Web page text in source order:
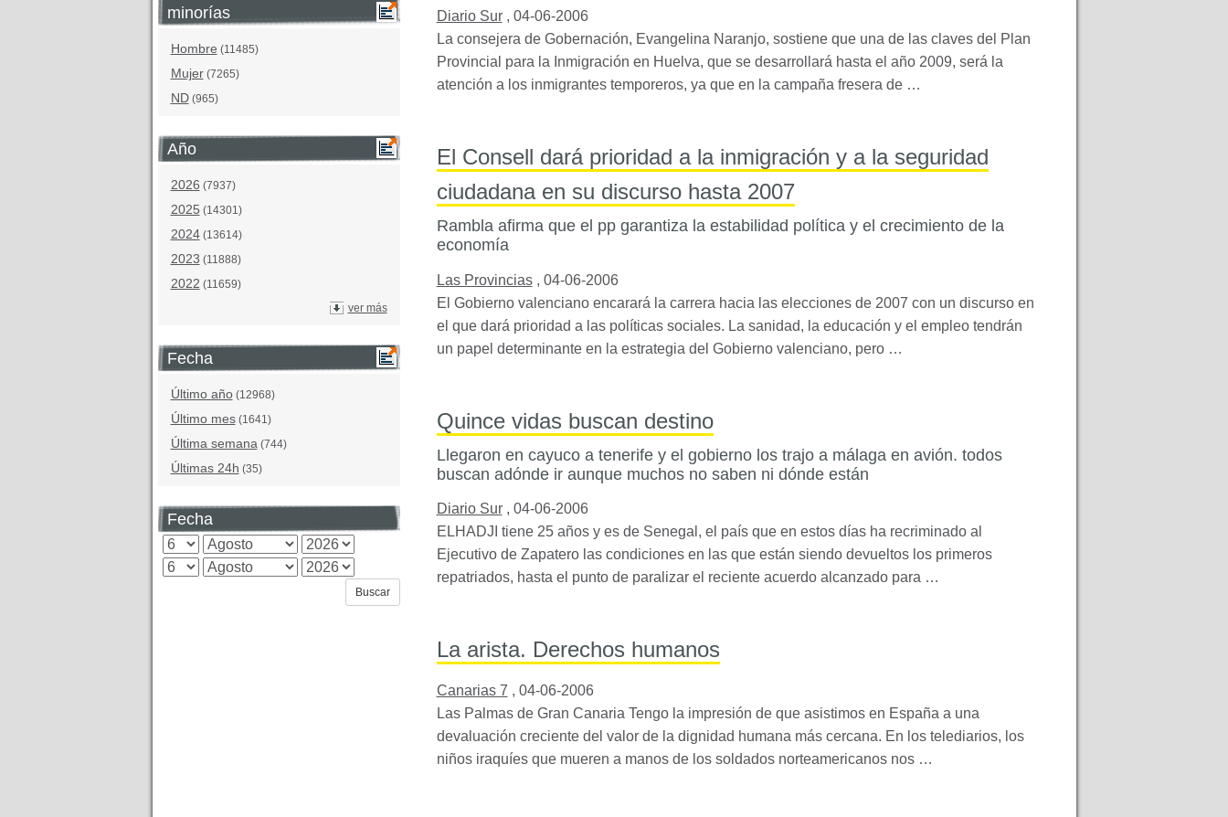
minorías
Hombre (11485)
Mujer(7265)
ND(965)
Año
2026 (7937)
2025 (14301)
2024(13614)
2023 (11888)
2022 (11659)
ver más
Fecha
Último año(12968)
Último mes(1641)
Última semana(744)
Últimas 24h (35)
Fecha
Diario Sur , 04-06-2006
La consejera de Gobernación, Evangelina Naranjo, sostiene que una de las claves del Plan
Provincial para la Inmigración en Huelva, que se desarrollará hasta el año 2009, será la
atención a los inmigrantes temporeros, ya que en la campaña fresera de …
El Consell dará prioridad a la inmigración y a la seguridad
ciudadana en su discurso hasta 2007
Rambla afirma que el pp garantiza la estabilidad política y el crecimiento de la
economía
Las Provincias , 04-06-2006
El Gobierno valenciano encarará la carrera hacia las elecciones de 2007 con un discurso en
el que dará prioridad a las políticas sociales. La sanidad, la educación y el empleo tendrán
un papel determinante en la estrategia del Gobierno valenciano, pero …
Quince vidas buscan destino
Llegaron en cayuco a tenerife y el gobierno los trajo a málaga en avión. todos
buscan adónde ir aunque muchos no saben ni dónde están
Diario Sur , 04-06-2006
ELHADJI tiene 25 años y es de Senegal, el país que en estos días ha recriminado al
Ejecutivo de Zapatero las condiciones en las que están siendo devueltos los primeros
repatriados, hasta el punto de paralizar el reciente acuerdo alcanzado para …
La arista. Derechos humanos
Canarias 7 , 04-06-2006
Las Palmas de Gran Canaria Tengo la impresión de que asistimos en España a una
devaluación creciente del valor de la dignidad humana más cercana. En los telediarios, los
niños iraquíes que mueren a manos de los soldados norteamericanos nos …